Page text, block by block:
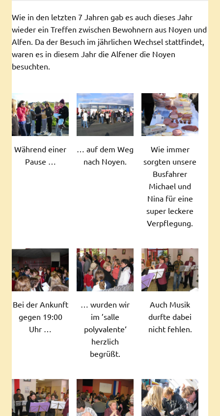
Wie in den letzten 7 Jahren gab es auch dieses Jahr
wieder ein Treffen zwischen Bewohnern aus Noyen und
Alfen. Da der Besuch im jährlichen Wechsel stattfindet,
waren es in diesem Jahr die Alfener die Noyen
besuchten.
Während einer
Pause …
… auf dem Weg
nach Noyen.
Wie immer
sorgten unsere
Busfahrer
Michael und
Nina für eine
super leckere
Verpflegung.
Bei der Ankunft
gegen 19:00
Uhr …
… wurden wir
im ’salle
polyvalente‘
herzlich
begrüßt.
Auch Musik
durfte dabei
nicht fehlen.